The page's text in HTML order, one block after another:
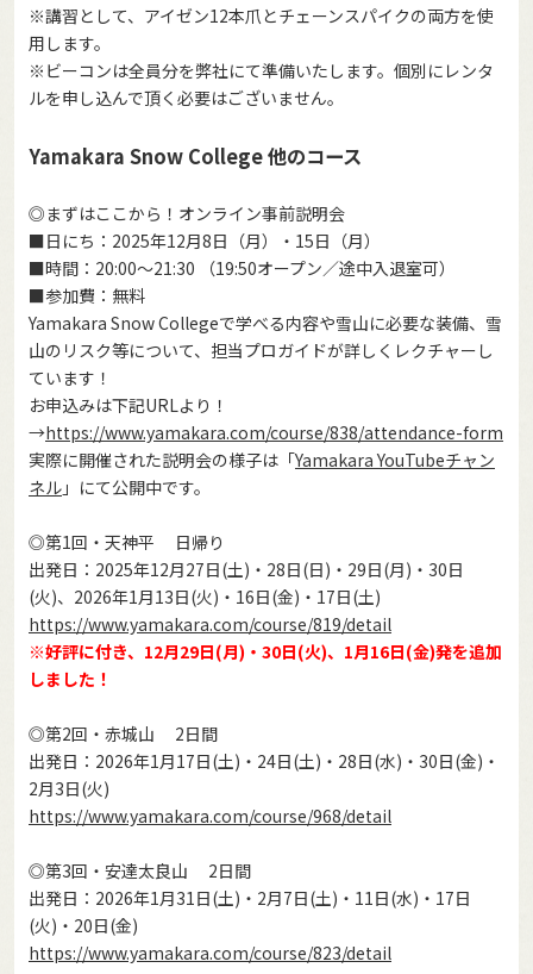
※講習として、アイゼン12本爪とチェーンスパイクの両方を使
用します。
※ビーコンは全員分を弊社にて準備いたします。個別にレンタ
ルを申し込んで頂く必要はございません。
Yamakara Snow College 他のコース
◎まずはここから！オンライン事前説明会
■日にち：2025年12月8日（月）・15日（月）
■時間：20:00～21:30 （19:50オープン／途中入退室可）
■参加費：無料
Yamakara Snow Collegeで学べる内容や雪山に必要な装備、雪
山のリスク等について、担当プロガイドが詳しくレクチャーし
ています！
お申込みは下記URLより！
→https://www.yamakara.com/course/838/attendance-form
実際に開催された説明会の様子は「Yamakara YouTubeチャン
ネル 」にて公開中です。
◎第1回・天神平 日帰り
出発日：2025年12月27日(土)・28日(日)・29日(月)・30日
(火)、2026年1月13日(火)・16日(金)・17日(土)
https://www.yamakara.com/course/819/detail
※好評に付き、12月29日(月)・30日(火)、1月16日(金)発を追加
しました！
◎第2回・赤城山 2日間
出発日：2026年1月17日(土)・24日(土)・28日(水)・30日(金)・
2月3日(火)
https://www.yamakara.com/course/968/detail
◎第3回・安達太良山 2日間
出発日：2026年1月31日(土)・2月7日(土)・11日(水)・17日
(火)・20日(金)
https://www.yamakara.com/course/823/detail